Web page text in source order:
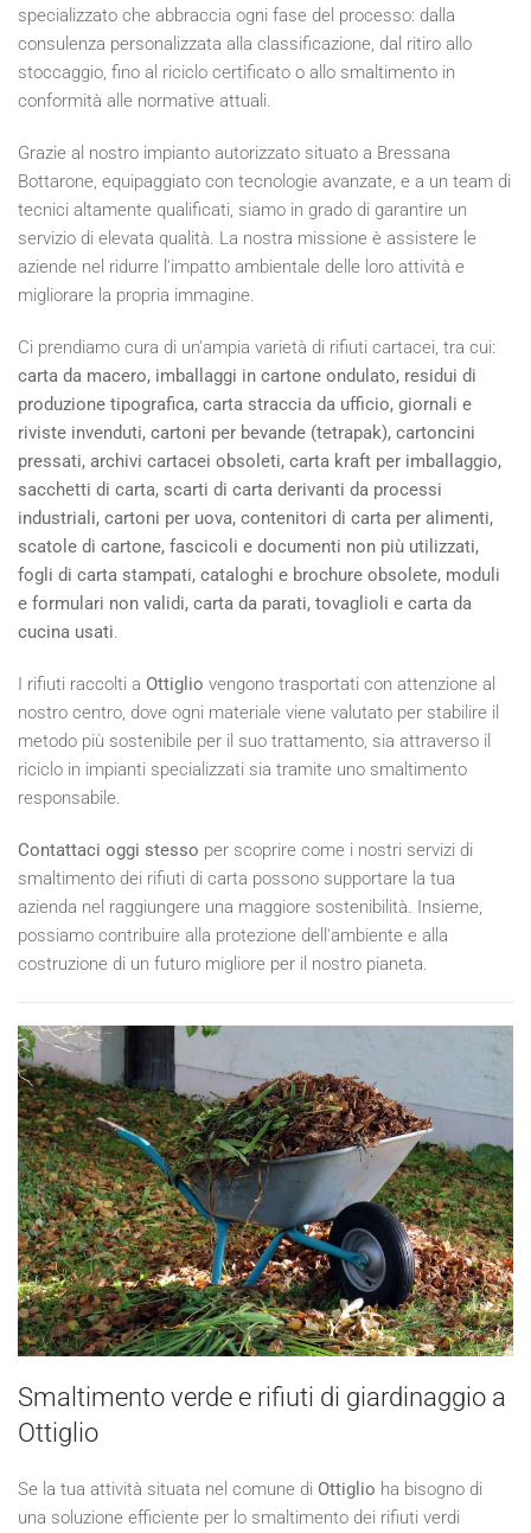
specializzato che abbraccia ogni fase del processo: dalla
consulenza personalizzata alla classificazione, dal ritiro allo
stoccaggio, fino al riciclo certificato o allo smaltimento in
conformità alle normative attuali.
Grazie al nostro impianto autorizzato situato a Bressana
Bottarone, equipaggiato con tecnologie avanzate, e a un team di
tecnici altamente qualificati, siamo in grado di garantire un
servizio di elevata qualità. La nostra missione è assistere le
aziende nel ridurre l'impatto ambientale delle loro attività e
migliorare la propria immagine.
Ci prendiamo cura di un'ampia varietà di rifiuti cartacei, tra cui:
carta da macero, imballaggi in cartone ondulato, residui di
produzione tipografica, carta straccia da ufficio, giornali e
riviste invenduti, cartoni per bevande (tetrapak), cartoncini
pressati, archivi cartacei obsoleti, carta kraft per imballaggio,
sacchetti di carta, scarti di carta derivanti da processi
industriali, cartoni per uova, contenitori di carta per alimenti,
scatole di cartone, fascicoli e documenti non più utilizzati,
fogli di carta stampati, cataloghi e brochure obsolete, moduli
e formulari non validi, carta da parati, tovaglioli e carta da
cucina usati.
I rifiuti raccolti a Ottiglio vengono trasportati con attenzione al
nostro centro, dove ogni materiale viene valutato per stabilire il
metodo più sostenibile per il suo trattamento, sia attraverso il
riciclo in impianti specializzati sia tramite uno smaltimento
responsabile.
Contattaci oggi stesso per scoprire come i nostri servizi di
smaltimento dei rifiuti di carta possono supportare la tua
azienda nel raggiungere una maggiore sostenibilità. Insieme,
possiamo contribuire alla protezione dell'ambiente e alla
costruzione di un futuro migliore per il nostro pianeta.
Smaltimento verde e rifiuti di giardinaggio a
Ottiglio
Se la tua attività situata nel comune di Ottiglio ha bisogno di
una soluzione efficiente per lo smaltimento dei rifiuti verdi